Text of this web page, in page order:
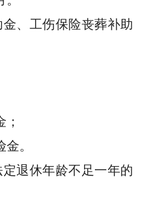
、工伤保险丧葬补助
金。
定退休年龄不足一年的